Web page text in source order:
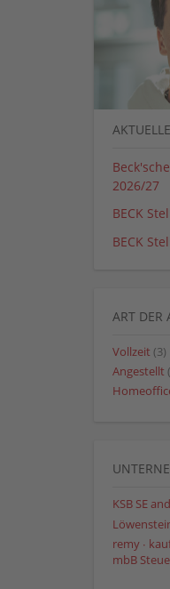
2026/27
BECK
BECK
ART DER
Vollzeit (3)
Angestellt
KSB SE
remy ∙
mbB